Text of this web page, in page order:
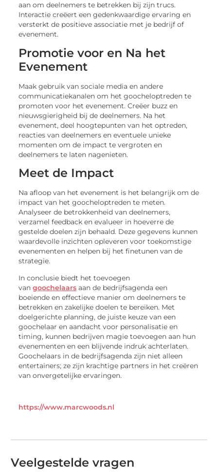
aan om deelnemers te betrekken bij zijn trucs.
Interactie creëert een gedenkwaardige ervaring en
versterkt de positieve associatie met je bedrijf of
evenement.
Promotie voor en Na het
Evenement
Maak gebruik van sociale media en andere
communicatiekanalen om het goocheloptreden te
promoten voor het evenement. Creëer buzz en
nieuwsgierigheid bij de deelnemers. Na het
evenement, deel hoogtepunten van het optreden,
reacties van deelnemers en eventuele unieke
momenten om de impact te vergroten en
deelnemers te laten nagenieten.
Meet de Impact
Na afloop van het evenement is het belangrijk om de
impact van het goocheloptreden te meten.
Analyseer de betrokkenheid van deelnemers,
verzamel feedback en evalueer in hoeverre de
gestelde doelen zijn behaald. Deze gegevens kunnen
waardevolle inzichten opleveren voor toekomstige
evenementen en helpen bij het finetunen van de
strategie.
In conclusie biedt het toevoegen
vangoochelaars aan de bedrijfsagenda een
boeiende en effectieve manier om deelnemers te
betrekken en zakelijke doelen te bereiken. Met
doelgerichte planning, de juiste keuze van een
goochelaar en aandacht voor personalisatie en
timing, kunnen bedrijven magie toevoegen aan hun
evenementen en een blijvende indruk achterlaten.
Goochelaars in de bedrijfsagenda zijn niet alleen
entertainers; ze zijn krachtige partners in het creëren
van onvergetelijke ervaringen.
https://www.marcwoods.nl
Veelgestelde vragen